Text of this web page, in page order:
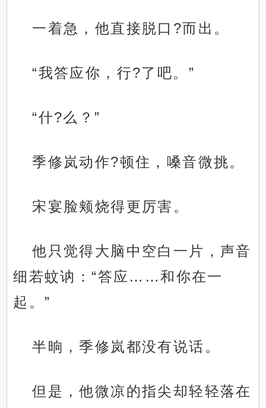
一着急，他直接脱口?而出。
“我答应你，行?了吧。”
“什?么？”
季修岚动作?顿住，嗓音微挑。
宋宴脸颊烧得更厉害。
他只觉得大脑中空白一片，声音
细若蚊讷：“答应……和你在一
起。”
半晌，季修岚都没有说话。
但是，他微凉的指尖却轻轻落在